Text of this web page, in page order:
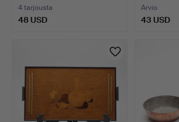
4 tarjousta
48 USD
Arvio
43 USD